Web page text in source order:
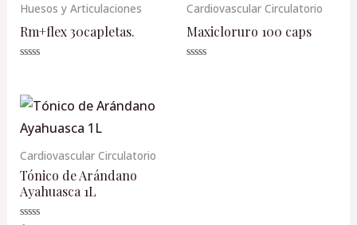
Huesos y Articulaciones
Rm+flex 30capletas.
de
5
Cardiovascular Circulatorio
Maxicloruro 100 caps
Cardiovascular Circulatorio
Tónico de Arándano
Ayahuasca 1L